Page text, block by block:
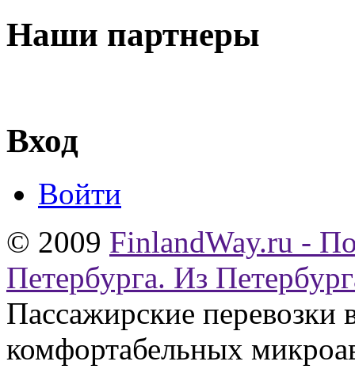
Наши партнеры
Вход
Войти
© 2009 FinlandWay.ru -
Петербурга. Из
Пассажирские
комфортабельных